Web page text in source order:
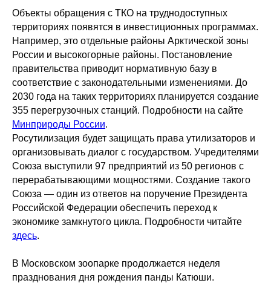
Объекты обращения с ТКО на труднодоступных
территориях появятся в инвестиционных программах.
Например, это отдельные районы Арктической зоны
России и высокогорные районы. Постановление
правительства приводит нормативную базу в
соответствие с законодательными изменениями. До
2030 года на таких территориях планируется создание
355 перегрузочных станций. Подробности на сайте
Минприроды России.
Росутилизация будет защищать права утилизаторов и
организовывать диалог с государством. Учредителями
Союза выступили 97 предприятий из 50 регионов с
перерабатывающими мощностями. Создание такого
Союза — один из ответов на поручение Президента
Российской Федерации обеспечить переход к
экономике замкнутого цикла. Подробности читайте
здесь.
В Московском зоопарке продолжается неделя
празднования дня рождения панды Катюши.